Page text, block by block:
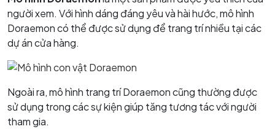
người xem. Với hình dáng đáng yêu và hài hước, mô hình
Doraemon có thể được sử dụng để trang trí nhiều tại các
dự án cửa hàng.
Ngoài ra, mô hình trang trí Doraemon cũng thường được
sử dụng trong các sự kiện giúp tăng tương tác với người
tham gia.